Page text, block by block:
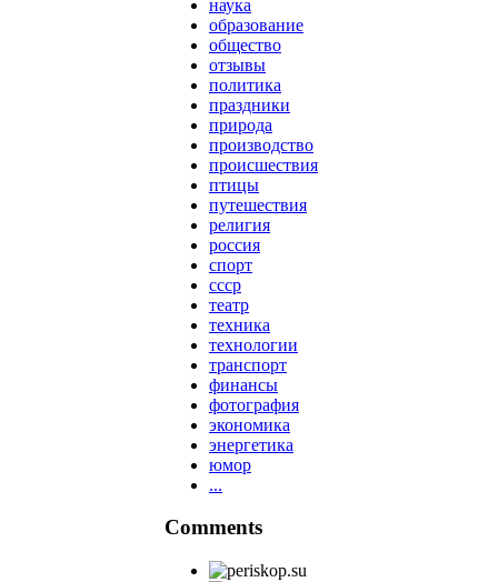
наука
образование
общество
отзывы
политика
праздники
природа
производство
происшествия
птицы
путешествия
религия
россия
спорт
ссср
театр
техника
технологии
транспорт
финансы
фотография
экономика
энергетика
юмор
...
Comments